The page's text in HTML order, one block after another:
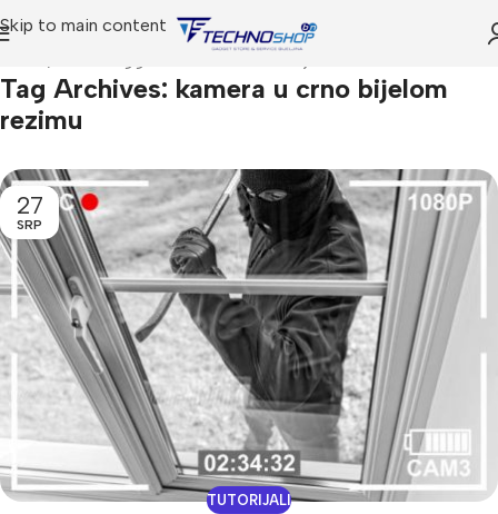
Skip to main content
Tag Archives: kamera u crno bijelom
rezimu
27
SRP
TUTORIJALI